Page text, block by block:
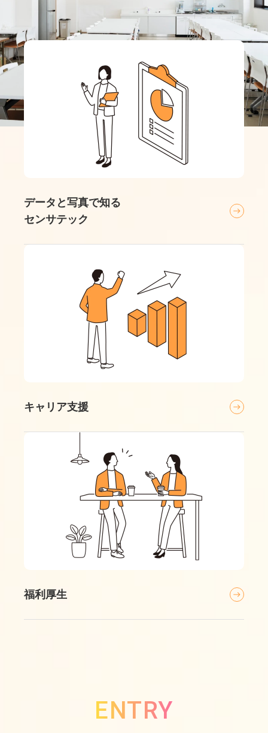
データと写真で知る
センサテック
キャリア支援
福利厚生
ENTRY